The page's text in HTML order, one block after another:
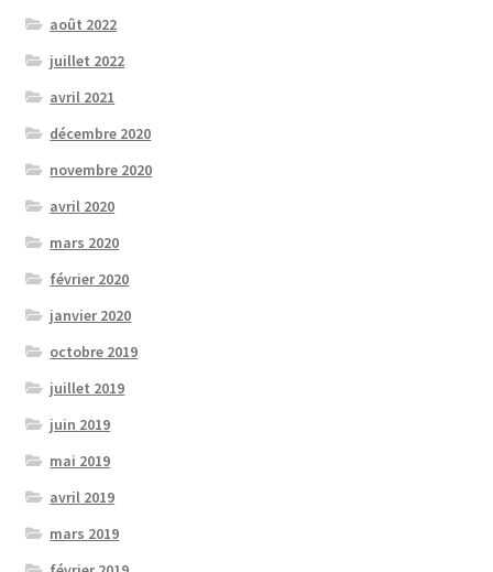
août 2022
juillet 2022
avril 2021
décembre 2020
novembre 2020
avril 2020
mars 2020
février 2020
janvier 2020
octobre 2019
juillet 2019
juin 2019
mai 2019
avril 2019
mars 2019